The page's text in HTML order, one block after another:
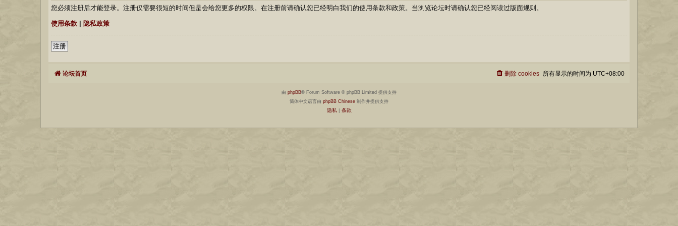
您必须注册后才能登录。注册仅需要很短的时间但是会给您更多的权限。在注册前请确认您已经明白我们的使用条款和政策。当浏览论坛时请确认您已经阅读过版面规则。
使用条款 隐私政策
注册
论坛首页 所有显示的时间为 UTC+08:00
删除 cookies
由 phpBB® Forum Software © phpBB Limited 提供支持
简体中文语言由 phpBB Chinese 制作并提供支持
隐私| 条款